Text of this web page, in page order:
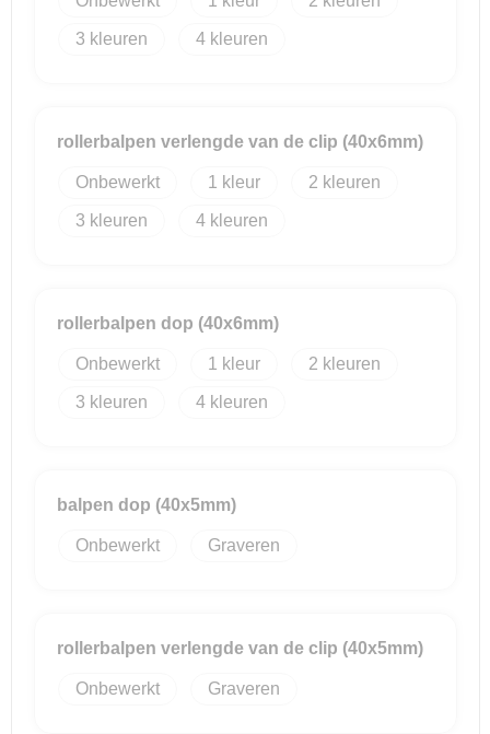
Reistassensets
3 4
rollerbalpen verlengde van de clip (40x6mm)
Onbewerkt 1 2
3 4
rollerbalpen dop (40x6mm)
Onbewerkt 1 2
3 4
balpen dop (40x5mm)
Onbewerkt Graveren
rollerbalpen verlengde van de clip (40x5mm)
Onbewerkt Graveren